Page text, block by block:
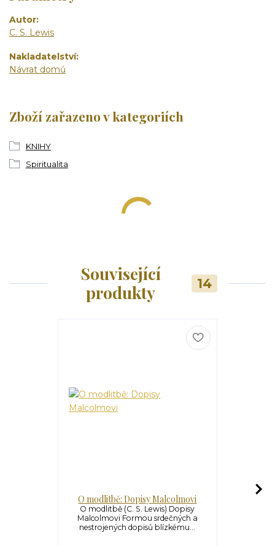
Autor
C. S. Lewis
Nakladatelství
Návrat domů
Zboží zařazeno v kategoriích
KNIHY
Spiritualita
Související
produkty
14
O modlitbě: Dopisy Malcolmovi
O modlitbě (C. S. Lewis) Dopisy
Malcolmovi Formou srdečných a
nestrojených dopisů blízkému...